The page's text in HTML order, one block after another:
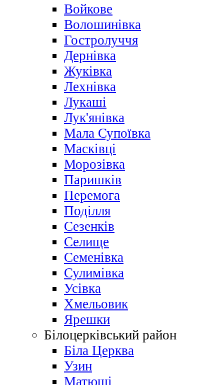
Войкове
Волошинівка
Гостролуччя
Дернівка
Жуківка
Лехнівка
Лукаші
Лук'янівка
Мала Супоївка
Масківці
Морозівка
Паришків
Перемога
Поділля
Сезенків
Селище
Семенівка
Сулимівка
Усівка
Хмельовик
Ярешки
Білоцерківський район
Біла Церква
Узин
Матюші